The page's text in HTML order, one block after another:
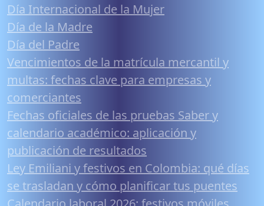
Día Internacional de la Mujer
Día de la Madre
Día del Padre
Vencimientos de la matrícula mercantil y
multas: fechas clave para empresas y
comerciantes
Fechas oficiales de las pruebas Saber y
calendario académico: aplicación y
publicación de resultados
Ley Emiliani y festivos en Colombia: qué días
se trasladan y cómo planificar tus puentes